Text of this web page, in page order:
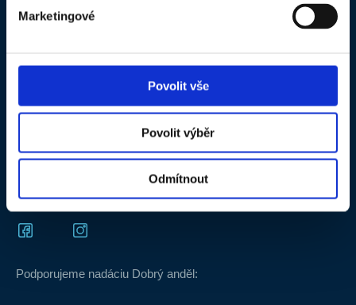
Marketingové
Povolit vše
Povolit výběr
Odmítnout
Často kladené otázky
HET BENEFIT - pravidlá súťaže
pravidlá
Certifikát HET ISO 9001_CS
Certifikát HET ISO 9001_EN
Podporujeme nadáciu Dobrý anděl: